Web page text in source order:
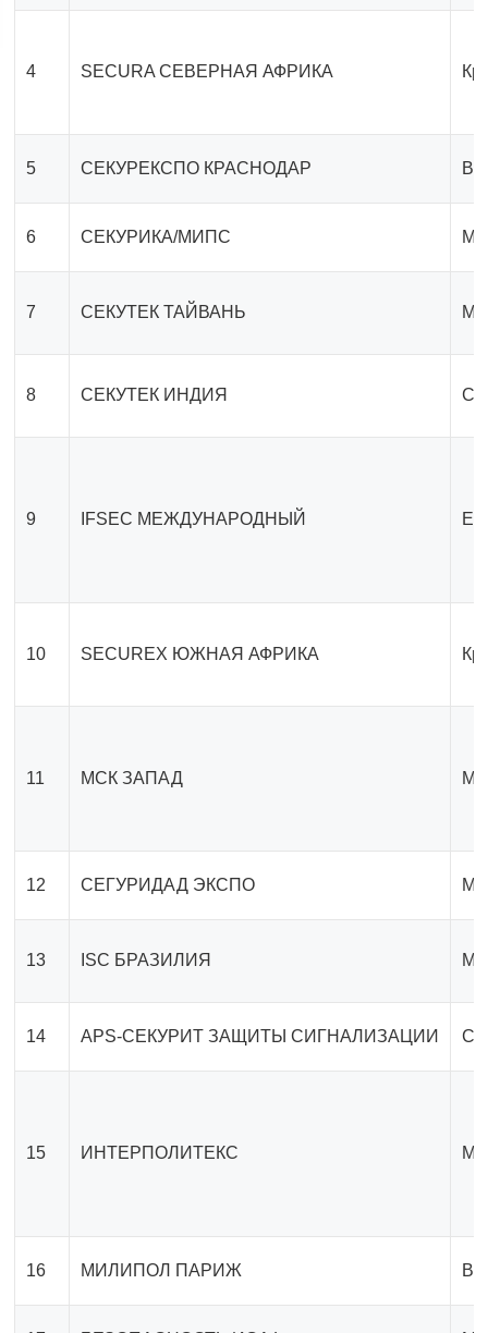
4 SECURA СЕВЕРНАЯ АФРИКА
5 СЕКУРЕКСПО КРАСНОДАР
6 СЕКУРИКА/МИПС
7 СЕКУТЕК ТАЙВАНЬ
8 СЕКУТЕК ИНДИЯ
9 IFSEC МЕЖДУНАРОДНЫЙ
10 SECUREX ЮЖНАЯ АФРИКА
11 МСК ЗАПАД
12 СЕГУРИДАД ЭКСПО
13 ISC БРАЗИЛИЯ
14 APS-СЕКУРИТ ЗАЩИТЫ СИГНАЛИЗАЦИИ
15 ИНТЕРПОЛИТЕКС
16 МИЛИПОЛ ПАРИЖ